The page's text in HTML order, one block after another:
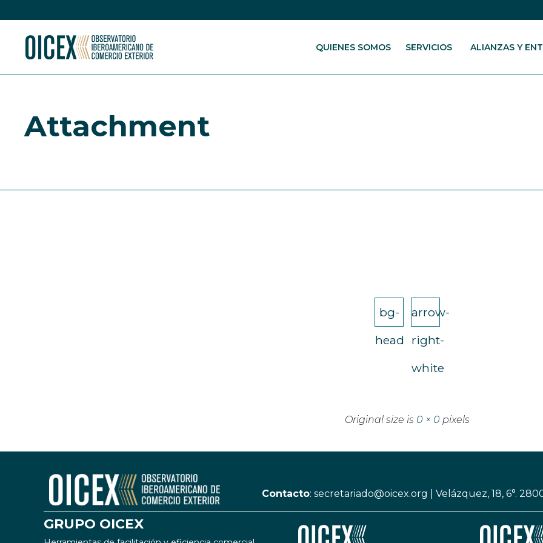
QUIENES SOMOS SERVICIOS ALIANZAS Y
Attachment
bg-
head
arrow-
right-
white
Original size is 0 × 0 pixels
Contacto: secretariado@oicex.org Velázquez, 18, 6°.
GRUPO OICEX